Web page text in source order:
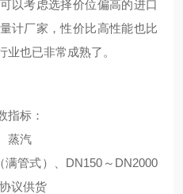
以考虑选择价位偏高的进口
计厂家，性价比高性能也比
也已非常成熟了。
指标：
蒸汽
管式）、DN150～DN2000
议供货